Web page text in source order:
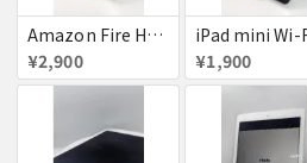
Amazon Fire HD 8 タブレット
¥2,900
¥1,900